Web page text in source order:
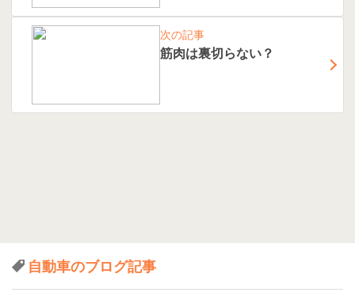
次の記事
筋肉は裏切らない？
自動車のブログ記事